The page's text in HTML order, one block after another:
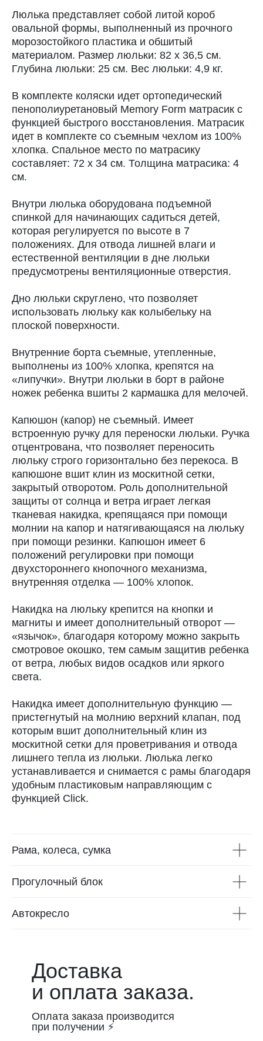
Люлька представляет собой литой короб
овальной формы, выполненный из прочного
морозостойкого пластика и обшитый
материалом. Размер люльки: 82 х 36,5 см.
Глубина люльки: 25 см. Вес люльки: 4,9 кг.
В комплекте коляски идет ортопедический
пенополиуретановый Memory Form матрасик с
функцией быстрого восстановления. Матрасик
идет в комплекте со съемным чехлом из 100%
хлопка. Спальное место по матрасику
составляет: 72 х 34 см. Толщина матрасика: 4
см.
Внутри люлька оборудована подъемной
спинкой для начинающих садиться детей,
которая регулируется по высоте в 7
положениях. Для отвода лишней влаги и
естественной вентиляции в дне люльки
предусмотрены вентиляционные отверстия.
Дно люльки скруглено, что позволяет
использовать люльку как колыбельку на
плоской поверхности.
Внутренние борта съемные, утепленные,
выполнены из 100% хлопка, крепятся на
«липучки». Внутри люльки в борт в районе
ножек ребенка вшиты 2 кармашка для мелочей.
Капюшон (капор) не съемный. Имеет
встроенную ручку для переноски люльки. Ручка
отцентрована, что позволяет переносить
люльку строго горизонтально без перекоса. В
капюшоне вшит клин из москитной сетки,
закрытый отворотом. Роль дополнительной
защиты от солнца и ветра играет легкая
тканевая накидка, крепящаяся при помощи
молнии на капор и натягивающаяся на люльку
при помощи резинки. Капюшон имеет 6
положений регулировки при помощи
двухстороннего кнопочного механизма,
внутренняя отделка — 100% хлопок.
Накидка на люльку крепится на кнопки и
магниты и имеет дополнительный отворот —
«язычок», благодаря которому можно закрыть
смотровое окошко, тем самым защитив ребенка
от ветра, любых видов осадков или яркого
света.
Накидка имеет дополнительную функцию —
пристегнутый на молнию верхний клапан, под
которым вшит дополнительный клин из
москитной сетки для проветривания и отвода
лишнего тепла из люльки. Люлька легко
устанавливается и снимается с рамы благодаря
удобным пластиковым направляющим с
функцией Click.
Рама, колеса, сумка
Прогулочный блок
Автокресло
Доставка
и оплата заказа.
Оплата заказа производится
при получении ⚡